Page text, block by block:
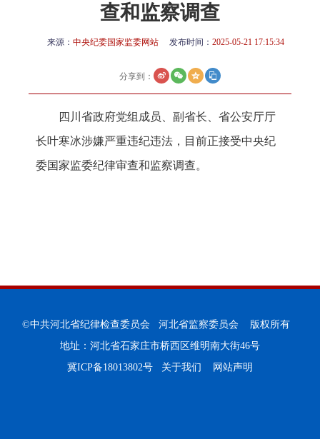
查和监察调查
来源： 中央纪委国家监委网站 发布时间： 2025-05-21 17:15:34
分享到：
四川省政府党组成员、副省长、省公安厅厅
长叶寒冰涉嫌严重违纪违法，目前正接受中央纪
委国家监委纪律审查和监察调查。
©中共河北省纪律检查委员会 河北省监察委员会 版权所有
地址：河北省石家庄市桥西区维明南大街46号
冀ICP备18013802号
关于我们 网站声明